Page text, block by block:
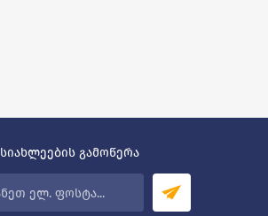
სიახლეების გამოწერა